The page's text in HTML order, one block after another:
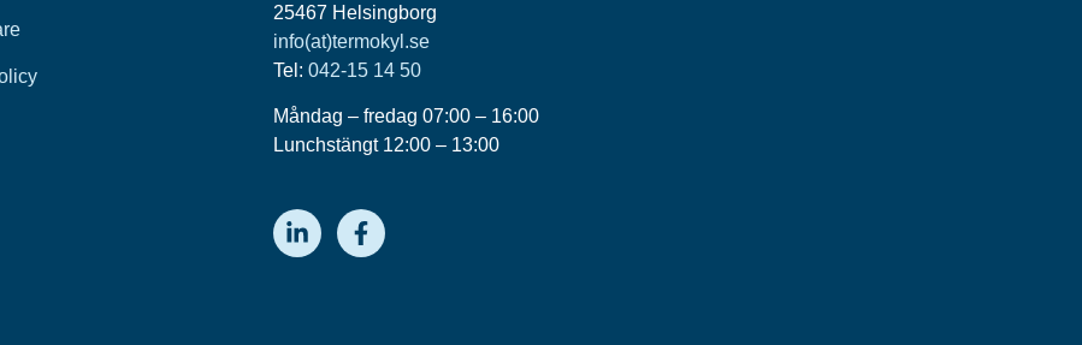
25467 Helsingborg
info(at)termokyl.se
Tel: 042-15 14 50
Måndag – fredag 07:00 – 16:00
Lunchstängt 12:00 – 13:00